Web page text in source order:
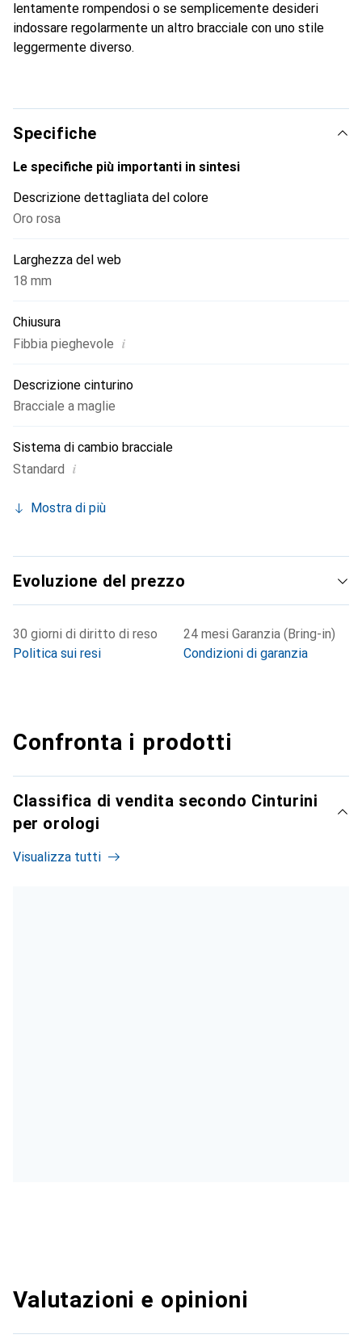
lentamente rompendosi o se semplicemente desideri
indossare regolarmente un altro bracciale con uno stile
leggermente diverso.
Specifiche
Le specifiche più importanti in sintesi
Descrizione dettagliata del colore
Oro rosa
Larghezza del web
18 mm
Chiusura
Fibbia pieghevole i
Descrizione cinturino
Bracciale a maglie
Sistema di cambio bracciale
Standard
i
Mostra di più
Evoluzione del prezzo
30 giorni di diritto di reso
Politica sui resi
24 mesi Garanzia (Bring-in)
Condizioni di garanzia
Confronta i prodotti
Classifica di vendita secondo Cinturini
per orologi
Visualizza tutti
Valutazioni e opinioni